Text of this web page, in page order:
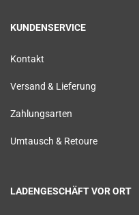
KUNDENSERVICE
Kontakt
Versand & Lieferung
Zahlungsarten
Umtausch & Retoure
LADENGESCHÄFT VOR ORT